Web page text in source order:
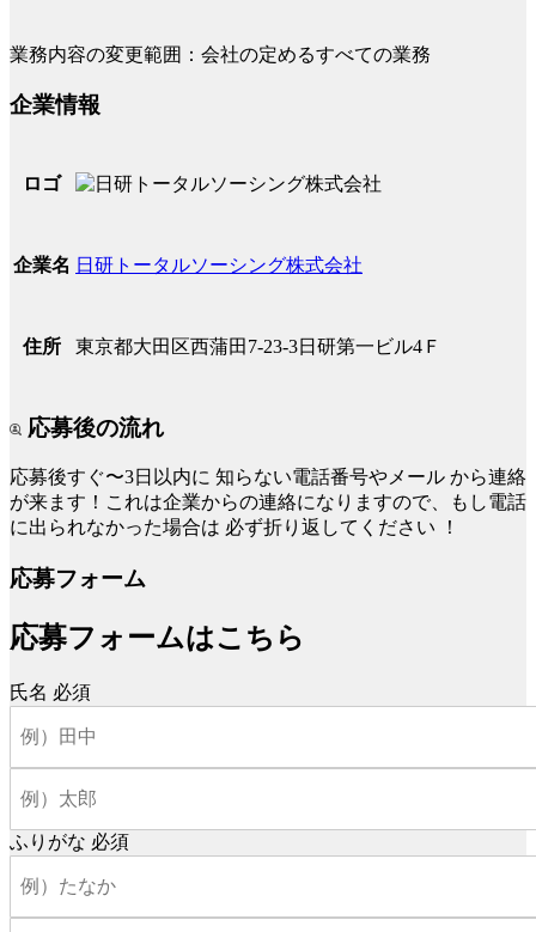
業務内容の変更範囲：会社の定めるすべての業務
企業情報
ロゴ
企業名 日研トータルソーシング株式会社
住所 東京都大田区西蒲田7-23-3日研第一ビル4Ｆ
応募後の流れ
応募後すぐ〜3日以内に 知らない電話番号やメール から連絡
が来ます！これは企業からの連絡になりますので、もし電話
に出られなかった場合は 必ず折り返してください ！
応募フォーム
応募フォームはこちら
氏名 必須
ふりがな 必須